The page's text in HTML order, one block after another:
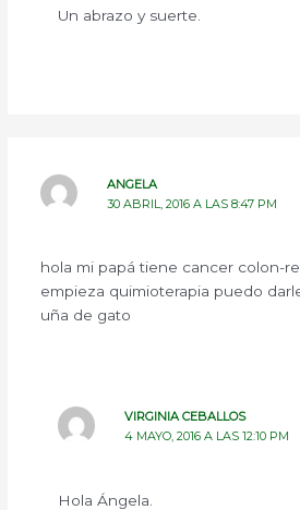
Un abrazo y suerte.
ANGELA
30 ABRIL, 2016 A LAS 8:47 PM
hola mi papá tiene cancer colon-
empieza quimioterapia puedo
uña de gato
VIRGINIA CEBALLOS
4 MAYO, 2016 A LAS 12:10 PM
Hola Ángela.